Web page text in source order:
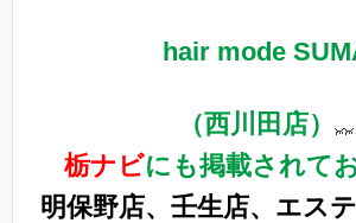
hair mode
（西川田店）
栃ナビにも掲載されて
明保野店、壬生店、エス